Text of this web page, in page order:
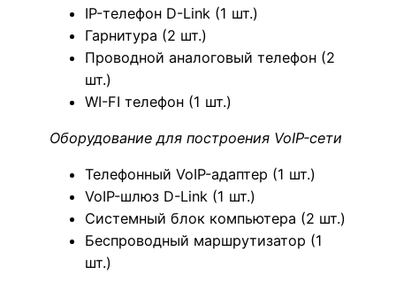
IP-телефон D-Link (1 шт.)
Гарнитура (2 шт.)
Проводной аналоговый телефон (2
шт.)
WI-FI телефон (1 шт.)
Оборудование для построения VoIP-сети
Телефонный VoIP-адаптер (1 шт.)
VoIP-шлюз D-Link (1 шт.)
Системный блок компьютера (2 шт.)
Беспроводный маршрутизатор (1
шт.)